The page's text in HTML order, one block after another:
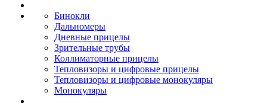
Бинокли
Дальномеры
Дневные прицелы
Зрительные трубы
Коллиматорные прицелы
Тепловизоры и цифровые прицелы
Тепловизоры и цифровые монокуляры
Монокуляры